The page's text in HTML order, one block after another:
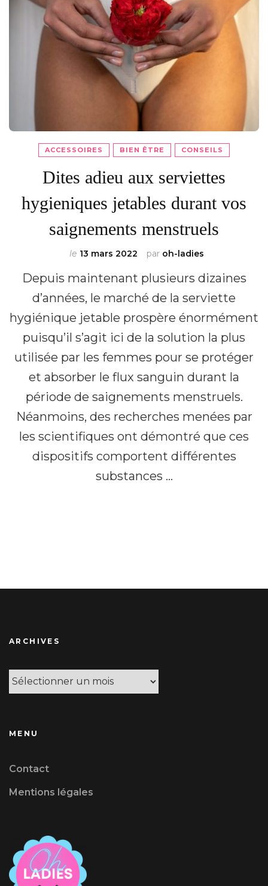
ACCESSOIRES BIEN ÊTRE CONSEILS
Dites adieu aux serviettes
hygieniques jetables durant vos
saignements menstruels
par oh-ladies
le 13 mars 2022
Depuis maintenant plusieurs dizaines
d’années, le marché de la serviette
hygiénique jetable prospère énormément
puisqu’il s’agit ici de la solution la plus
utilisée par les femmes pour se protéger
et absorber le flux sanguin durant la
période de saignements menstruels.
Néanmoins, des recherches menées par
les scientifiques ont démontré que ces
dispositifs comportent différentes
substances …
ARCHIVES
Archives
MENU
Contact
Mentions légales